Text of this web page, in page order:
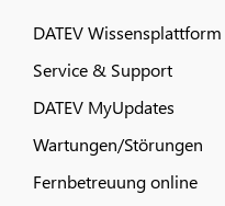
DATEV Wissensplattform
Service & Support
DATEV MyUpdates
Wartungen/Störungen
Fernbetreuung online